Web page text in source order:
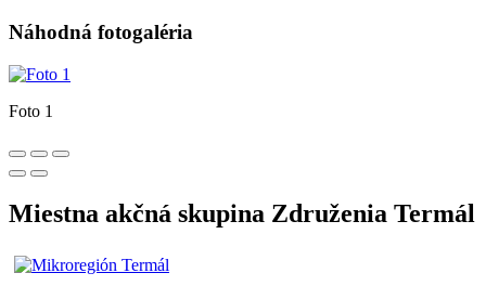
Náhodná fotogaléria
Foto 1
Miestna akčná skupina Združenia Termál